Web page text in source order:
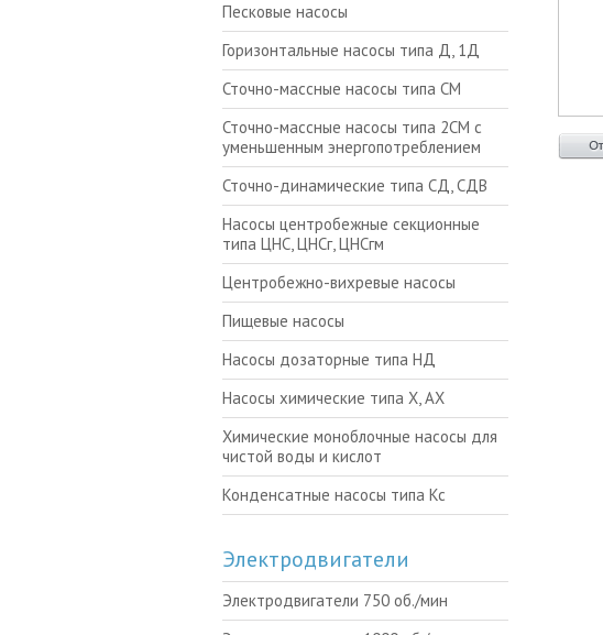
Песковые насосы
Горизонтальные насосы типа Д, 1Д
Сточно-массные насосы типа СМ
Сточно-массные насосы типа 2СМ с
уменьшенным энергопотреблением
Сточно-динамические типа СД, СДВ
Насосы центробежные секционные
типа ЦНС, ЦНСг, ЦНСгм
Центробежно-вихревые насосы
Пищевые насосы
Насосы дозаторные типа НД
Насосы химические типа Х, АХ
Химические моноблочные насосы для
чистой воды и кислот
Конденсатные насосы типа Кс
Электродвигатели
Электродвигатели 750 об./мин